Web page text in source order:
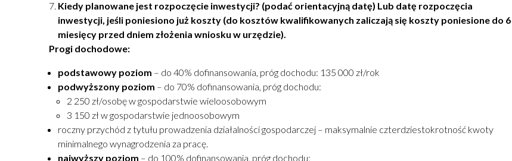
Kiedy planowane jest rozpoczęcie inwestycji? (podać orientacyjną datę) Lub datę rozpoczęcia
inwestycji, jeśli poniesiono już koszty (do kosztów kwalifikowanych zaliczają się koszty poniesione do 6
miesięcy przed dniem złożenia wniosku w urzędzie).
Progi dochodowe:
podstawowy poziom – do 40% dofinansowania, próg dochodu: 135 000 zł/rok
podwyższony poziom – do 70% dofinansowania, próg dochodu:
2 250 zł/osobę w gospodarstwie wieloosobowym
3 150 zł w gospodarstwie jednoosobowym
roczny przychód z tytułu prowadzenia działalności gospodarczej – maksymalnie czterdziestokrotność kwoty
minimalnego wynagrodzenia za pracę.
najwyższy poziom – do 100% dofinansowania, próg dochodu: